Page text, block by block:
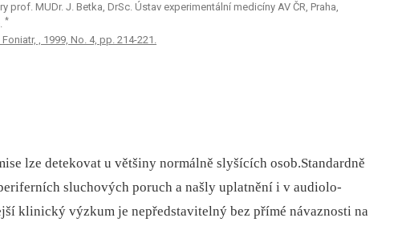
prof. MUDr. J. Betka, DrSc. Ústav experimentální medicíny AV ČR, Praha,
*
, 1999, No. 4, pp. 214-221.
lze detekovat u většiny normálně slyšících osob.Standardně
sluchových poruch a našly uplatnění i v audiolo-
klinický výzkum je nepředstavitelný bez přímé návaznosti na